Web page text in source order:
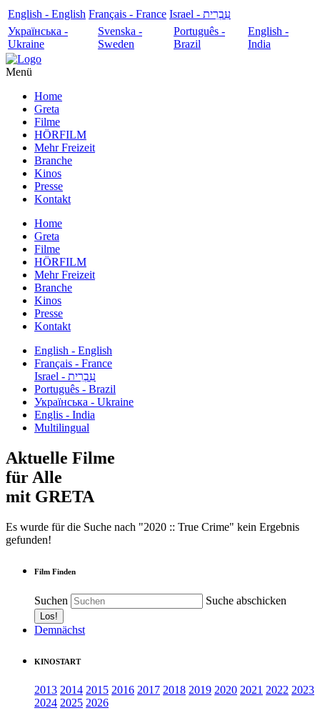
English - English Français - France
עִבְרִית - Israel
Українська -
Ukraine
Svenska -
Sweden
Português -
Brazil
English -
India
Menü
Home
Greta
Filme
HÖRFILM
Mehr Freizeit
Branche
Kinos
Presse
Kontakt
Home
Greta
Filme
HÖRFILM
Mehr Freizeit
Branche
Kinos
Presse
Kontakt
English - English
Français - France
עִבְרִית - Israel
Português - Brazil
Українська - Ukraine
Englis - India
Multilingual
Aktuelle Filme
für Alle
mit GRETA
Es wurde für die Suche nach "2020 :: True Crime" kein Ergebnis
gefunden!
Film Finden
Suchen Suche abschicken
Demnächst
KINOSTART
2013 2014 2015 2016 2017 2018 2019 2020 2021 2022 2023
2024 2025 2026